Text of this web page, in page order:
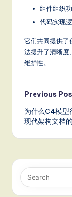
组件组织
代码实现
它们共同提供了
法提升了清晰度
维护性。
Post
Previous
为什么C4模型
现代架构文档